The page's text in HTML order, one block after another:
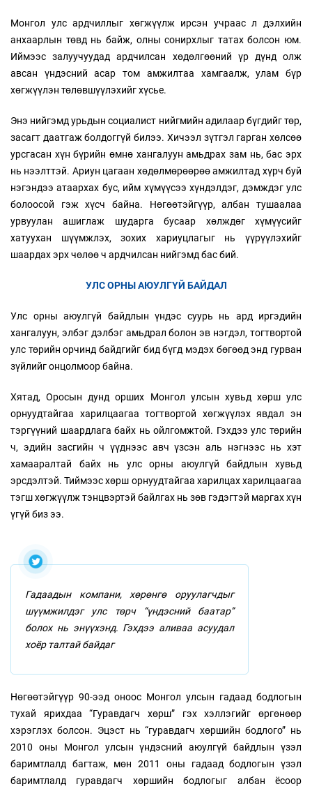
Монгол улс ардчиллыг хөгжүүлж ирсэн учраас л дэлхийн
анхаарлын төвд нь байж, олны сонирхлыг татах болсон юм.
Иймээс залуучуудад ардчилсан хөдөлгөөний үр дүнд олж
авсан үндэсний асар том амжилтаа хамгаалж, улам бүр
хөгжүүлэн төлөвшүүлэхийг хүсье.
Энэ нийгэмд урьдын социалист нийгмийн адилаар бүгдийг төр,
засагт даатгаж болдоггүй билээ. Хичээл зүтгэл гарган хөлсөө
урсгасан хүн бүрийн өмнө хангалуун амьдрах зам нь, бас эрх
нь нээлттэй. Ариун цагаан хөдөлмөрөөрөө амжилтад хүрч буй
нэгэндээ атаархах бус, ийм хүмүүсээ хүндэлдэг, дэмждэг улс
болоосой гэж хүсч байна. Нөгөөтэйгүүр, албан тушаалаа
урвуулан ашиглаж шударга бусаар хөлждөг хүмүүсийг
хатуухан шүүмжлэх, зохих хариуцлагыг нь үүрүүлэхийг
шаардах эрх чөлөө ч ардчилсан нийгэмд бас бий.
УЛС ОРНЫ АЮУЛГҮЙ БАЙДАЛ
Улс орны аюулгүй байдлын үндэс суурь нь ард иргэдийн
хангалуун, элбэг дэлбэг амьдрал болон эв нэгдэл, тогтвортой
улс төрийн орчинд байдгийг бид бүгд мэдэх бөгөөд энд гурван
зүйлийг онцолмоор байна.
Хятад, Оросын дунд орших Монгол улсын хувьд хөрш улс
орнуудтайгаа харилцаагаа тогтвортой хөгжүүлэх явдал эн
тэргүүний шаардлага байх нь ойлгомжтой. Гэхдээ улс төрийн
ч, эдийн засгийн ч үүднээс авч үзсэн аль нэгнээс нь хэт
хамааралтай байх нь улс орны аюулгүй байдлын хувьд
эрсдэлтэй. Тиймээс хөрш орнуудтайгаа харилцах харилцаагаа
тэгш хөгжүүлж тэнцвэртэй байлгах нь зөв гэдэгтэй маргах хүн
үгүй биз ээ.
Гадаадын компани, хөрөнгө оруулагчдыг
шүүмжилдэг улс төрч “үндэсний баатар”
болох нь энүүхэнд. Гэхдээ аливаа асуудал
хоёр талтай байдаг
Нөгөөтэйгүүр 90-ээд оноос Монгол улсын гадаад бодлогын
тухай ярихдаа “Гуравдагч хөрш” гэх хэллэгийг өргөнөөр
хэрэглэх болсон. Эцэст нь “гуравдагч хөршийн бодлого” нь
2010 оны Монгол улсын үндэсний аюулгүй байдлын үзэл
баримтлалд багтаж, мөн 2011 оны гадаад бодлогын үзэл
баримтлалд гуравдагч хөршийн бодлогыг албан ёсоор